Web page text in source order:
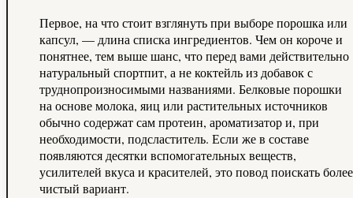
Первое, на что стоит взглянуть при выборе порошка или
капсул, — длина списка ингредиентов. Чем он короче и
понятнее, тем выше шанс, что перед вами действительно
натуральный спортпит, а не коктейль из добавок с
труднопроизносимыми названиями. Белковые порошки
на основе молока, яиц или растительных источников
обычно содержат сам протеин, ароматизатор и, при
необходимости, подсластитель. Если же в составе
появляются десятки вспомогательных веществ,
усилителей вкуса и красителей, это повод поискать более
чистый вариант.